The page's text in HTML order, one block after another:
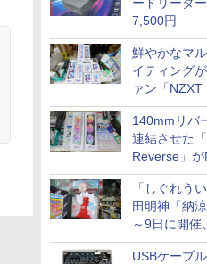
7,500円
鮮やかなマ
イティング
ァン「NZXT
発売、計8製
140mmリバ
連結させた
Reverse」が
一フレーム
「しぐれう
田明神「納
～9日に開催
りや屋台グ
USBケーブ